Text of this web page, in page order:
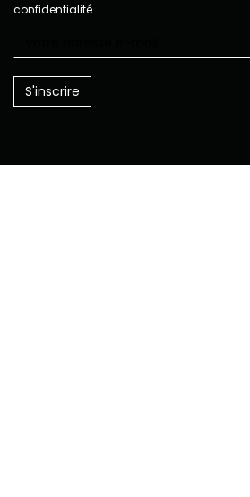
confidentialité.